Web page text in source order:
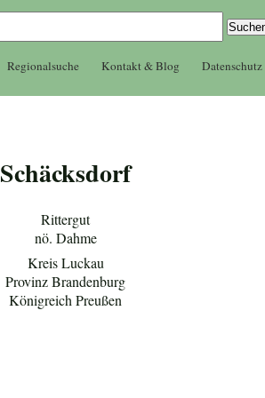
Regionalsuche Kontakt & Blog Datenschutz
Schäcksdorf
Rittergut
nö. Dahme
Kreis Luckau
Provinz Brandenburg
Königreich Preußen